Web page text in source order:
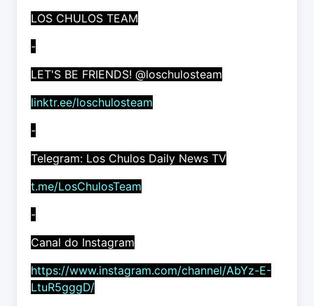
LOS CHULOS TEAM
-
LET'S BE FRIENDS! @loschulosteam
linktr.ee/loschulosteam
-
Telegram: Los Chulos Daily News TV
t.me/LosChulosTeam
-
Canal do Instagram
https://www.instagram.com/channel/AbYz-E-
LtuR5gggD/